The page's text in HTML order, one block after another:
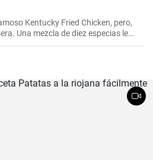
Kentucky Fried Chicken, pero,
Una mezcla de diez especias le